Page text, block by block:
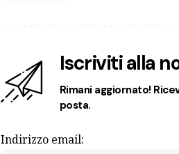
Iscriviti alla
Rimani aggiornato!
posta.
Indirizzo email: